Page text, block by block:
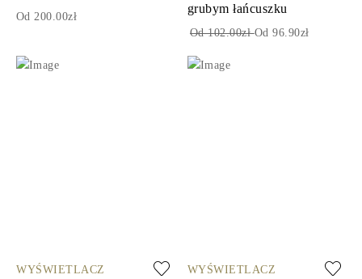
Od 200.00zł
grubym łańcuszku
Od 102.00złOd 96.90zł
WYŚWIETLACZ WYŚWIETLACZ